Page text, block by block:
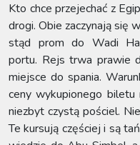
Kto chce przejechać z
drogi. Obie zaczynają się
stąd prom do Wadi
portu. Rejs trwa prawie
miejsce do spania.
ceny wykupionego biletu
niezbyt czystą pościel.
Te kursują częściej i są